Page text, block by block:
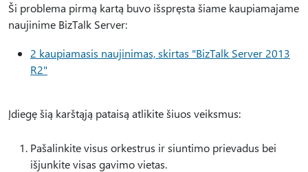
Ši problema pirmą kartą buvo išspręsta šiame kaupiamajame
naujinime BizTalk Server:
2 kaupiamasis naujinimas, skirtas "BizTalk Server 2013
R2"
Įdiegę šią karštąją pataisą atlikite šiuos veiksmus:
Pašalinkite visus orkestrus ir siuntimo prievadus bei
išjunkite visas gavimo vietas.